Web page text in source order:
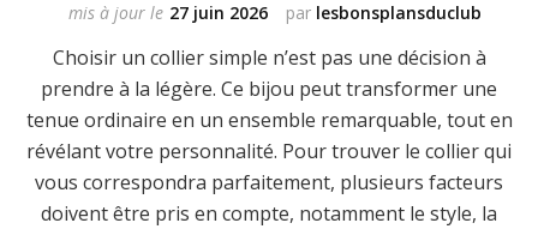
par lesbonsplansduclub
mis à jour le 27 juin 2026
Choisir un collier simple n’est pas une décision à
prendre à la légère. Ce bijou peut transformer une
tenue ordinaire en un ensemble remarquable, tout en
révélant votre personnalité. Pour trouver le collier qui
vous correspondra parfaitement, plusieurs facteurs
doivent être pris en compte, notamment le style, la